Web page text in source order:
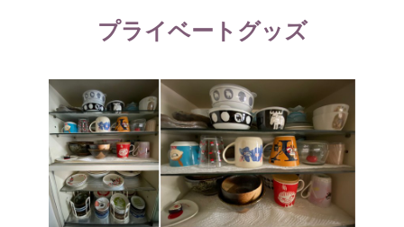
ー
プライベートグッズ